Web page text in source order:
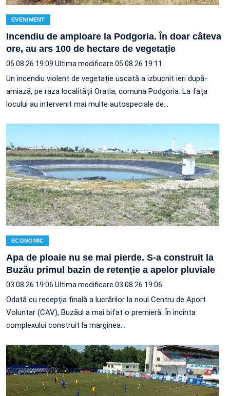
EVENIMENT
Incendiu de amploare la Podgoria. În doar câteva
ore, au ars 100 de hectare de vegetație
05.08.26 19:09 Ultima modificare 05.08.26 19:11
Un incendiu violent de vegetație uscată a izbucnit ieri după-
amiază, pe raza localității Oratia, comuna Podgoria. La fața
locului au intervenit mai multe autospeciale de…
ECONOMIC
Apa de ploaie nu se mai pierde. S-a construit la
Buzău primul bazin de retenție a apelor pluviale
03.08.26 19:06 Ultima modificare 03.08.26 19:06
Odată cu recepția finală a lucrărilor la noul Centru de Aport
Voluntar (CAV), Buzăul a mai bifat o premieră. În incinta
complexului construit la marginea…